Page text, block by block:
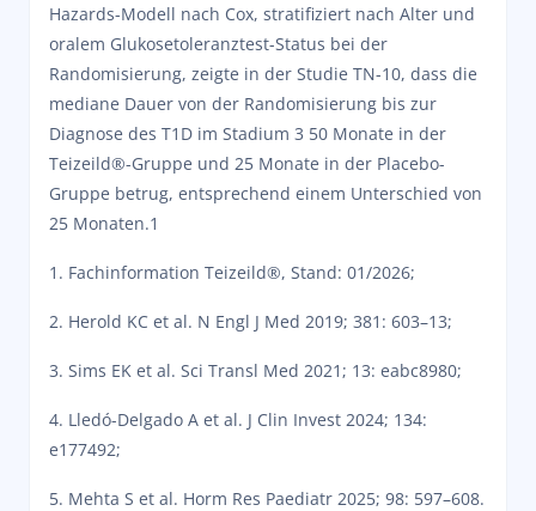
Hazards-Modell nach Cox, stratifiziert nach Alter und
oralem Glukosetoleranztest-Status bei der
Randomisierung, zeigte in der Studie TN-10, dass die
mediane Dauer von der Randomisierung bis zur
Diagnose des T1D im Stadium 3 50 Monate in der
Teizeild®-Gruppe und 25 Monate in der Placebo-
Gruppe betrug, entsprechend einem Unterschied von
25 Monaten.1
1. Fachinformation Teizeild®, Stand: 01/2026;
2. Herold KC et al. N Engl J Med 2019; 381: 603–13;
3. Sims EK et al. Sci Transl Med 2021; 13: eabc8980;
4. Lledó-Delgado A et al. J Clin Invest 2024; 134:
e177492;
5. Mehta S et al. Horm Res Paediatr 2025; 98: 597–608.